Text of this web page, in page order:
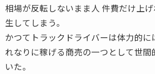
相場が反転しないまま人 件費だけ上
生してしまう。
かつてトラックドライバーは体力的に
れなりに稼げる商売の一つとして世間
いた。